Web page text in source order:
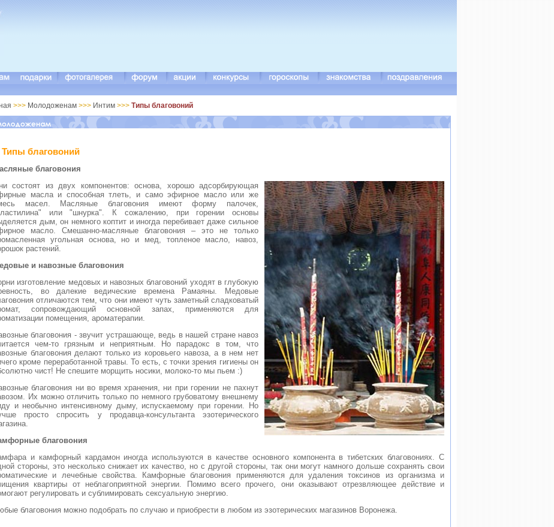
>>> Молодоженам >>> Интим >>> Типы благовоний
Типы благовоний
благовония
состоят из двух компонентов: основа, хорошо адсорбирующая
масла и способная тлеть, и само эфирное масло или же
масел. Масляные благовония имеют форму палочек,
или "шнурка". К сожалению, при горении основы
дым, он немного коптит и иногда перебивает даже сильное
масло. Смешанно-масляные благовония – это не только
угольная основа, но и мед, топленое масло, навоз,
растений.
и навозные благовония
изготовление медовых и навозных благовоний уходят в глубокую
во далекие ведические времена Рамаяны. Медовые
отличаются тем, что они имеют чуть заметный сладковатый
сопровождающий основной запах, применяются для
помещения, ароматерапии.
благовония - звучит устрашающе, ведь в нашей стране навоз
чем-то грязным и неприятным. Но парадокс в том, что
благовония делают только из коровьего навоза, а в нем нет
кроме переработанной травы. То есть, с точки зрения гигиены он
чист! Не спешите морщить носики, молоко-то мы пьем :)
благовония ни во время хранения, ни при горении не пахнут
Их можно отличить только по немного грубоватому внешнему
и необычно интенсивному дыму, испускаемому при горении. Но
просто спросить у продавца-консультанта эзотерического
благовония
и камфорный кардамон иногда используются в качестве основного компонента в тибетских благовониях. С
стороны, это несколько снижает их качество, но с другой стороны, так они могут намного дольше сохранять свои
и лечебные свойства. Камфорные благовония применяются для удаления токсинов из организма и
квартиры от неблагоприятной энергии. Помимо всего прочего, они оказывают отрезвляющее действие и
регулировать и сублимировать сексуальную энергию.
благовония можно подобрать по случаю и приобрести в любом из эзотерических магазинов Воронежа.